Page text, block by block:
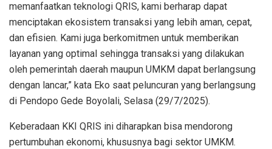
memanfaatkan teknologi QRIS, kami berharap dapat
menciptakan ekosistem transaksi yang lebih aman, cepat,
dan efisien. Kami juga berkomitmen untuk memberikan
layanan yang optimal sehingga transaksi yang dilakukan
oleh pemerintah daerah maupun UMKM dapat berlangsung
dengan lancar,” kata Eko saat peluncuran yang berlangsung
di Pendopo Gede Boyolali, Selasa (29/7/2025).
Keberadaan KKI QRIS ini diharapkan bisa mendorong
pertumbuhan ekonomi, khususnya bagi sektor UMKM.